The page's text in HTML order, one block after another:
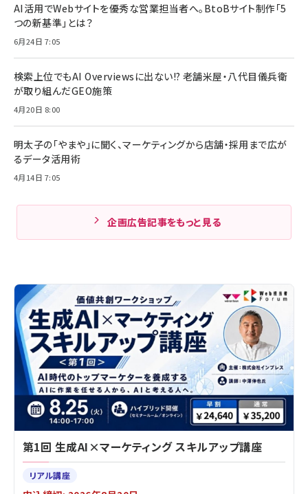
AI活用でWebサイトを優秀な営業担当者へ。BtoBサイト制作「5
つの新基準」とは？
6月24日 7:05
検索上位でもAI Overviewsに出ない!? 老舗米屋・八代目儀兵衛
が取り組んだGEO施策
4月20日 8:00
明太子の「やまや」に聞く、マーケティングから店舗・採用まで広が
るデータ活用術
4月14日 7:05
企画広告記事をもっと見る
第1回 生成AI×マーケティング スキルアップ講座
リアル講座